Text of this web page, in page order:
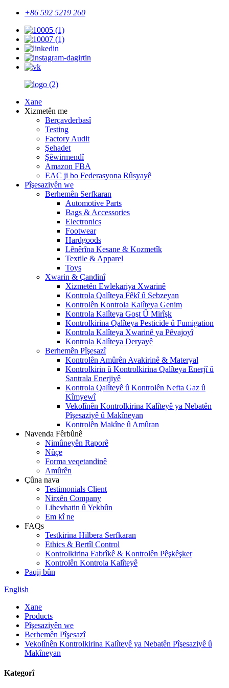
+86 592 5219 260
Xane
Xizmetên me
Berçavderbasî
Testing
Factory Audit
Şehadet
Şêwirmendî
Amazon FBA
EAC ji bo Federasyona Rûsyayê
Pîşesaziyên we
Berhemên Serfkaran
Automotive Parts
Bags & Accessories
Electronics
Footwear
Hardgoods
Lênêrîna Kesane & Kozmetîk
Textile & Apparel
Toys
Xwarin & Çandinî
Xizmetên Ewlekariya Xwarinê
Kontrola Qalîteya Fêkî û Sebzeyan
Kontrolên Kontrola Kalîteya Genim
Kontrola Kalîteya Goşt Û Mirîşk
Kontrolkirina Qalîteya Pesticide û Fumigation
Kontrola Kalîteya Xwarinê ya Pêvajoyî
Kontrola Kalîteya Deryayê
Berhemên Pîşesazî
Kontrolên Amûrên Avakirinê & Materyal
Kontrolkirin û Kontrolkirina Qalîteya Enerjî û
Santrala Enerjiyê
Kontrola Qalîteyê û Kontrolên Nefta Gaz û
Kîmyewî
Vekolînên Kontrolkirina Kalîteyê ya Nebatên
Pîşesaziyê û Makîneyan
Kontrolên Makîne û Amûran
Navenda Fêrbûnê
Nimûneyên Raporê
Nûçe
Forma veqetandinê
Amûrên
Çûna nava
Testimonials Client
Nirxên Company
Lihevhatin û Yekbûn
Em kî ne
FAQs
Testkirina Hilbera Serfkaran
Ethics & Bertîl Control
Kontrolkirina Fabrîkê & Kontrolên Pêşkêşker
Kontrolên Kontrola Kalîteyê
Paqij bûn
English
Xane
Products
Pîşesaziyên we
Berhemên Pîşesazî
Vekolînên Kontrolkirina Kalîteyê ya Nebatên Pîşesaziyê û
Makîneyan
Kategorî